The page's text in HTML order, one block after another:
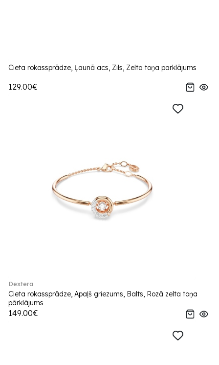
Cieta rokassprādze, Ļaunā acs, Zils, Zelta toņa parklājums
129.00€
Dextera
Cieta rokassprādze, Apaļš griezums, Balts, Rozā zelta toņa
pārklājums
149.00€